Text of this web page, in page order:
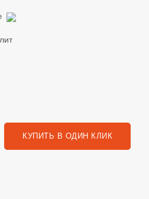
в Сплит
КУПИТЬ В ОДИН КЛИК